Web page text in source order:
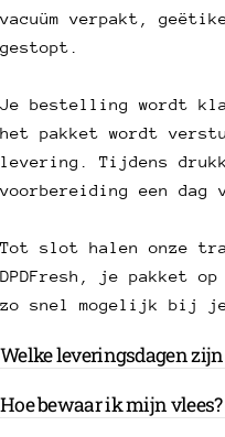
vacuüm verpakt,
gestopt.
Je bestelling wordt
het pakket wordt
levering. Tijdens
voorbereiding een dag
Tot slot halen onze
DPDFresh, je pakket
zo snel mogelijk bij
Welke leveringsdagen
Hoe bewaar ik mijn vlees?